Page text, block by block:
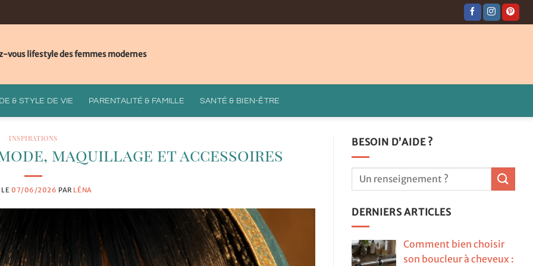
vous lifestyle des femmes modernes
& STYLE DE VIE PARENTALITÉ & FAMILLE SANTÉ & BIEN-ÊTRE
INSPIRATIONS
maquillage et accessoires
07/06/2026 PAR LÉNA
BESOIN D’AIDE ?
DERNIERS ARTICLES
Comment bien choisir
son boucleur à cheveux :